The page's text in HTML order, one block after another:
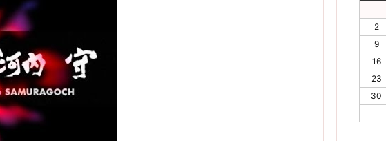
2
9
16
23
30